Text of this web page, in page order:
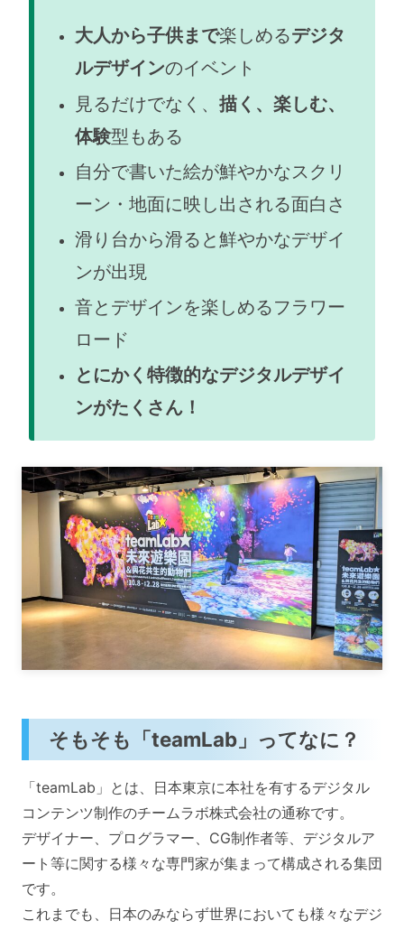
大人から子供まで楽しめるデジタ
ルデザインのイベント
見るだけでなく、描く、楽しむ、
体験型もある
自分で書いた絵が鮮やかなスクリ
ーン・地面に映し出される面白さ
滑り台から滑ると鮮やかなデザイ
ンが出現
音とデザインを楽しめるフラワー
ロード
とにかく特徴的なデジタルデザイ
ンがたくさん！
そもそも「teamLab」ってなに？
「teamLab」とは、日本東京に本社を有するデジタル
コンテンツ制作のチームラボ株式会社の通称です。
デザイナー、プログラマー、CG制作者等、デジタルア
ート等に関する様々な専門家が集まって構成される集団
です。
これまでも、日本のみならず世界においても様々なデジ